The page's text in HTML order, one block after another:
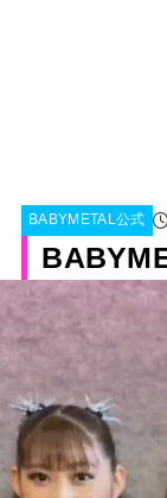
BABYMETAL公式